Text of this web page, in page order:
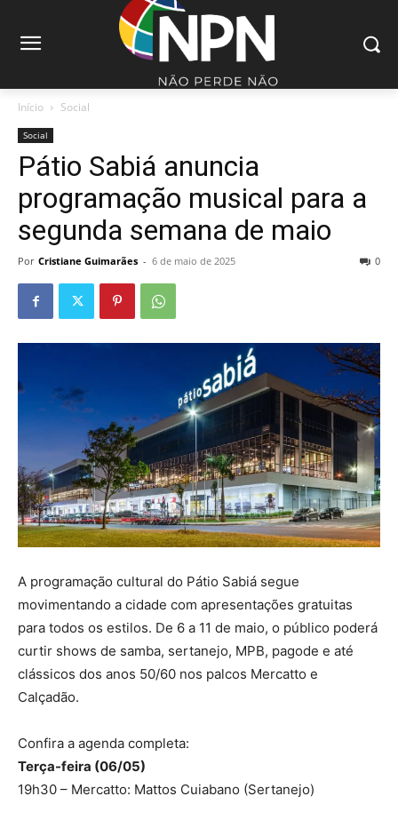
Início Social
Social
Pátio Sabiá anuncia
programação musical para a
segunda semana de maio
Por Cristiane Guimarães - 6 de maio de 2025 0
A programação cultural do Pátio Sabiá segue
movimentando a cidade com apresentações gratuitas
para todos os estilos. De 6 a 11 de maio, o público poderá
curtir shows de samba, sertanejo, MPB, pagode e até
clássicos dos anos 50/60 nos palcos Mercatto e
Calçadão.
Confira a agenda completa:
Terça-feira (06/05)
19h30 – Mercatto: Mattos Cuiabano (Sertanejo)